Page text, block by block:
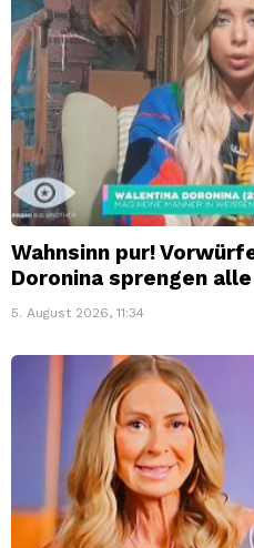
Wahnsinn pur!
Doronina sprengen
5. August 2026, 11:34